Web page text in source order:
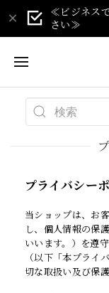
≪ビジネス
さい≫
プライバシー
当ショップは、お
し、個人情報の保
いいます。）を遵
（以下「本プライ
切な取扱い及び保護